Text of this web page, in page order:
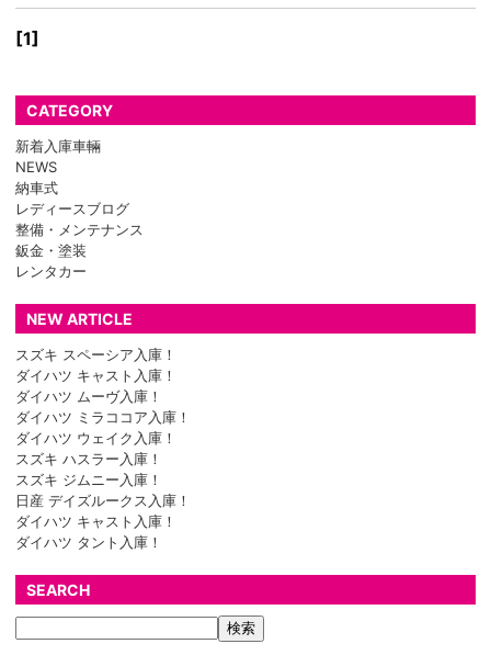
[1]
CATEGORY
新着入庫車輛
NEWS
納車式
レディースブログ
整備・メンテナンス
鈑金・塗装
レンタカー
NEW ARTICLE
スズキ スペーシア入庫！
ダイハツ キャスト入庫！
ダイハツ ムーヴ入庫！
ダイハツ ミラココア入庫！
ダイハツ ウェイク入庫！
スズキ ハスラー入庫！
スズキ ジムニー入庫！
日産 デイズルークス入庫！
ダイハツ キャスト入庫！
ダイハツ タント入庫！
SEARCH